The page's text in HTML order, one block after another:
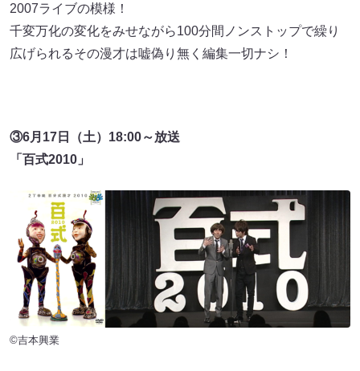
2007ライブの模様！
千変万化の変化をみせながら100分間ノンストップで繰り
広げられるその漫才は嘘偽り無く編集一切ナシ！
③6月17日（土）18:00～放送
「百式2010」
©吉本興業